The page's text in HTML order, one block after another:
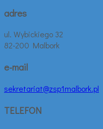
adres
ul. Wybickiego 32
82-200 Malbork
e-mail
sekretariat@zsp1malbork.pl
TELEFON